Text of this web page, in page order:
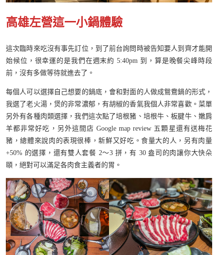
高雄左營這一小鍋體驗
這次臨時來吃沒有事先訂位，到了前台詢問時被告知要人到齊才能開
始候位，很幸運的是我們在週末約 5:40pm 到，算是晚餐尖峰時段
前，沒有多做等待就進去了。
每個人可以選擇自己想要的鍋底，會和對面的人做成鴛鴦鍋的形式，
我選了老火湯，煲的非常濃郁，有胡椒的香氣我個人非常喜歡。菜單
另外有各種肉類選擇，我們這次點了培根豬、培根牛、板腱牛、嫩肩
羊都非常好吃，另外這間店 Google map review 五顆星還有送梅花
豬，總體來說肉的表現很棒，新鮮又好吃。食量大的人，另有肉量
+50% 的選擇，還有雙人套餐 2～3 拼，有 30 盎司的肉讓你大快朵
頤，絕對可以滿足各肉食主義者的胃。